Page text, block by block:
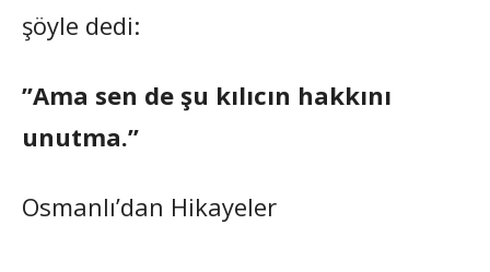
şöyle dedi:
”Ama sen de şu kılıcın hakkını
unutma.”
Osmanlı’dan Hikayeler